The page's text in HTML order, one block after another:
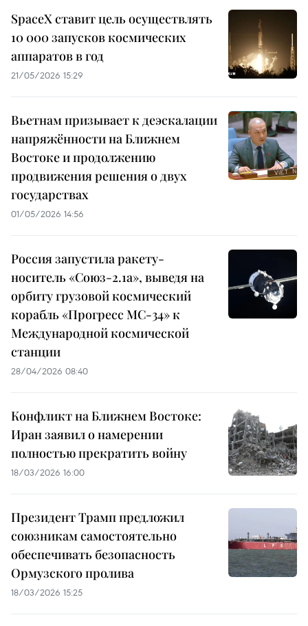
SpaceX ставит цель осуществлять
10 000 запусков космических
аппаратов в год
21/05/2026 15:29
Вьетнам призывает к деэскалации
напряжённости на Ближнем
Востоке и продолжению
продвижения решения о двух
государствах
01/05/2026 14:56
Россия запустила ракету-
носитель «Союз-2.1а», выведя на
орбиту грузовой космический
корабль «Прогресс МС-34» к
Международной космической
станции
28/04/2026 08:40
Конфликт на Ближнем Востоке:
Иран заявил о намерении
полностью прекратить войну
18/03/2026 16:00
Президент Трамп предложил
союзникам самостоятельно
обеспечивать безопасность
Ормузского пролива
18/03/2026 15:25